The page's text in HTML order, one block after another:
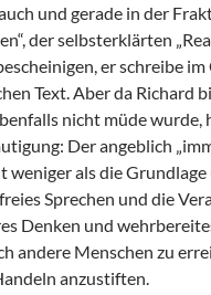
und gerade in der
der selbsterklärten
er schreibe
Text. Aber da Richard
nicht müde wurde,
Der angeblich
weniger als die Grundlage
Sprechen und die
Denken und
andere Menschen zu
anzustiften.